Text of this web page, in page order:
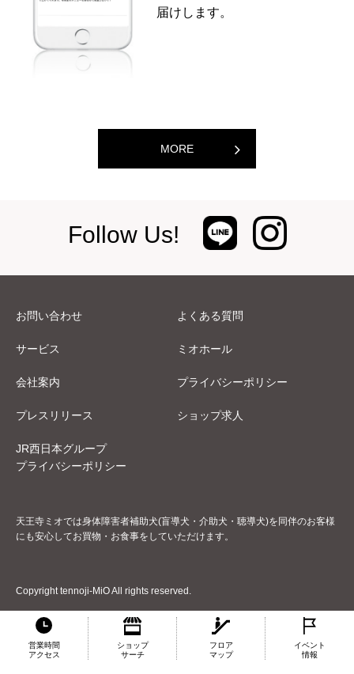
届けします。
MORE
Follow Us!
営業時間
アクセス
ショップ
サーチ
フロア
マップ
イベント
情報
お問い合わせ よくある質問
サービス ミオホール
会社案内 プライバシーポリシー
プレスリリース ショップ求人
JR西日本グループ
プライバシーポリシー
天王寺ミオでは身体障害者補助犬(盲導犬・介助犬・聴導犬)を同伴のお客様
にも安心してお買物・お食事をしていただけます。
Copyright tennoji-MiO All rights reserved.